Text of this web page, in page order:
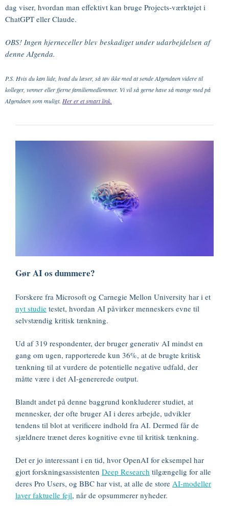
dag viser, hvordan man effektivt kan bruge Projects-værktøjet i
ChatGPT eller Claude.
OBS! Ingen hjerneceller blev beskadiget under udarbejdelsen af
denne AIgenda.
P.S. Hvis du kan lide, hvad du læser, så tøv ikke med at sende AIgendaen videre til
kolleger, venner eller fjerne familiemedlemmer. Vi vil så gerne have så mange med på
AIgendaen som muligt. Her er et smart link.
Gør AI os dummere?
Forskere fra Microsoft og Carnegie Mellon University har i et
nyt studie testet, hvordan AI påvirker menneskers evne til
selvstændig kritisk tænkning.
Ud af 319 respondenter, der bruger generativ AI mindst en
gang om ugen, rapporterede kun 36%, at de brugte kritisk
tænkning til at vurdere de potentielle negative udfald, der
måtte være i det AI-genererede output.
Blandt andet på denne baggrund konkluderer studiet, at
mennesker, der ofte bruger AI i deres arbejde, udvikler
tendens til blot at verificere indhold fra AI. Dermed får de
sjældnere trænet deres kognitive evne til kritisk tænkning.
Det er jo interessant i en tid, hvor OpenAI for eksempel har
gjort forskningsassistenten Deep Research tilgængelig for alle
deres Pro Users, og BBC har vist, at alle de store AI-modeller
laver faktuelle fejl, når de opsummerer nyheder.